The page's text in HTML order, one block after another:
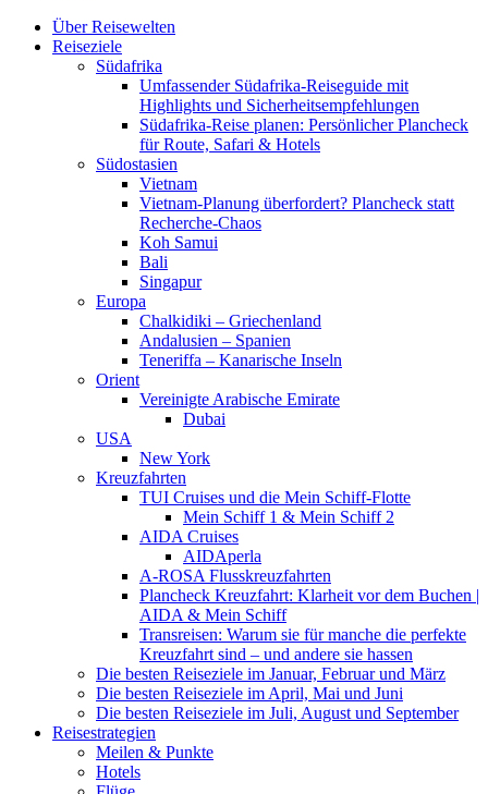
Über Reisewelten
Reiseziele
Südafrika
Umfassender Südafrika-Reiseguide mit
Highlights und Sicherheitsempfehlungen
Südafrika-Reise planen: Persönlicher Plancheck
für Route, Safari & Hotels
Südostasien
Vietnam
Vietnam-Planung überfordert? Plancheck statt
Recherche-Chaos
Koh Samui
Bali
Singapur
Europa
Chalkidiki – Griechenland
Andalusien – Spanien
Teneriffa – Kanarische Inseln
Orient
Vereinigte Arabische Emirate
Dubai
USA
New York
Kreuzfahrten
TUI Cruises und die Mein Schiff-Flotte
Mein Schiff 1 & Mein Schiff 2
AIDA Cruises
AIDAperla
A-ROSA Flusskreuzfahrten
Plancheck Kreuzfahrt: Klarheit vor dem Buchen |
AIDA & Mein Schiff
Transreisen: Warum sie für manche die perfekte
Kreuzfahrt sind – und andere sie hassen
Die besten Reiseziele im Januar, Februar und März
Die besten Reiseziele im April, Mai und Juni
Die besten Reiseziele im Juli, August und September
Reisestrategien
Meilen & Punkte
Hotels